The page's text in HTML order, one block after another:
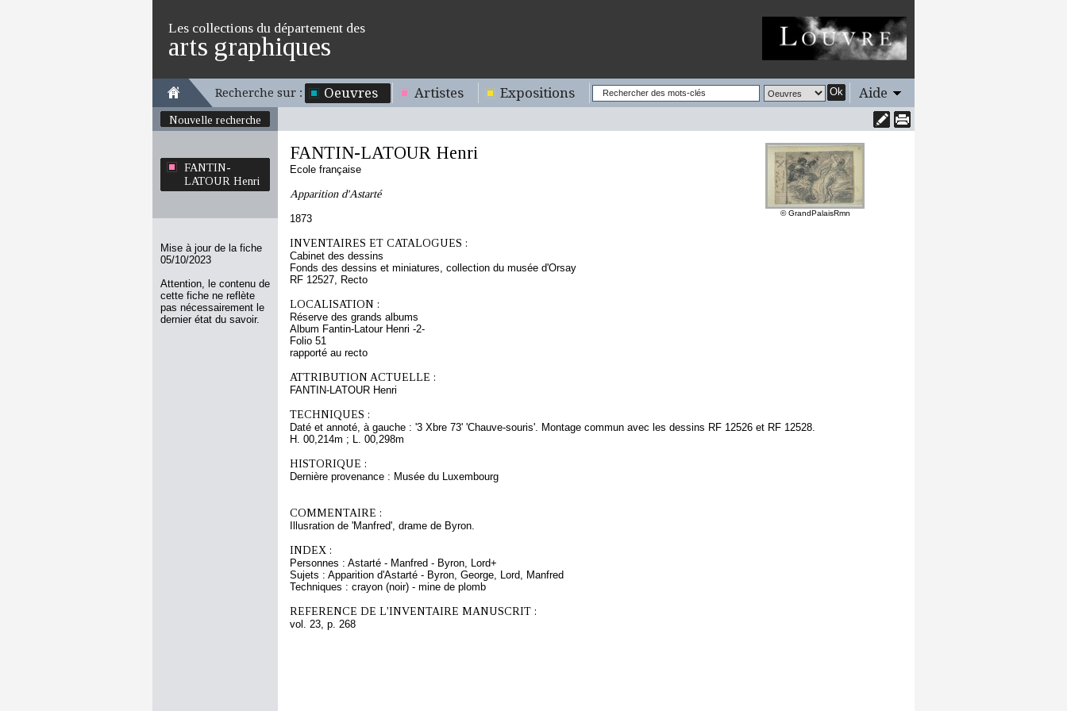
Les collections du département des
arts graphiques
Recherche sur : Oeuvres Artistes Expositions Ok Aide
Nouvelle recherche
FANTIN-
LATOUR Henri
Mise à jour de la fiche
05/10/2023
Attention, le contenu de
cette fiche ne reflète
pas nécessairement le
dernier état du savoir.
© GrandPalaisRmn
FANTIN-LATOUR Henri
Ecole française
Apparition d'Astarté
1873
INVENTAIRES ET CATALOGUES :
Cabinet des dessins
Fonds des dessins et miniatures, collection du musée d'Orsay
RF 12527, Recto
LOCALISATION :
Réserve des grands albums
Album Fantin-Latour Henri -2-
Folio 51
rapporté au recto
ATTRIBUTION ACTUELLE :
FANTIN-LATOUR Henri
TECHNIQUES :
Daté et annoté, à gauche : '3 Xbre 73' 'Chauve-souris'. Montage commun avec les dessins RF 12526 et RF 12528.
H. 00,214m ; L. 00,298m
HISTORIQUE :
Dernière provenance : Musée du Luxembourg
COMMENTAIRE :
Illusration de 'Manfred', drame de Byron.
INDEX :
Personnes : Astarté - Manfred - Byron, Lord+
Sujets : Apparition d'Astarté - Byron, George, Lord, Manfred
Techniques : crayon (noir) - mine de plomb
REFERENCE DE L'INVENTAIRE MANUSCRIT :
vol. 23, p. 268